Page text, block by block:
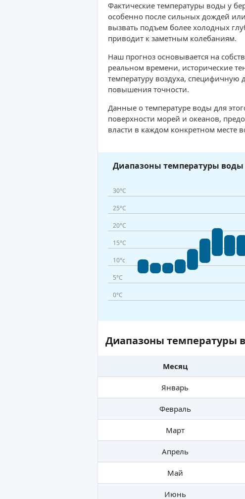
Фактические температуры воды у
особенно после сильных дождей
вызвать подъем более холодных
приводит к заметным колебаниям.
Наш прогноз основывается на
реальном времени, исторические
температуру воздуха, специфичную
повышения точности.
Данные о температуре воды для
поверхности морей и океанов,
власти в каждом конкретном месте
Диапазоны температуры
30°C
25°C
20°C
15°C
10°c
5°C
0°C
Диапазоны температуры
Месяц
Январь
Февраль
Март
Апрель
Май
Июнь